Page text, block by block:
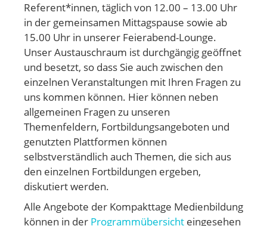
Referent*innen, täglich von 12.00 – 13.00 Uhr
in der gemeinsamen Mittagspause sowie ab
15.00 Uhr in unserer Feierabend-Lounge.
Unser Austauschraum ist durchgängig geöffnet
und besetzt, so dass Sie auch zwischen den
einzelnen Veranstaltungen mit Ihren Fragen zu
uns kommen können. Hier können neben
allgemeinen Fragen zu unseren
Themenfeldern, Fortbildungsangeboten und
genutzten Plattformen können
selbstverständlich auch Themen, die sich aus
den einzelnen Fortbildungen ergeben,
diskutiert werden.
Alle Angebote der Kompakttage Medienbildung
können in der Programmübersicht eingesehen